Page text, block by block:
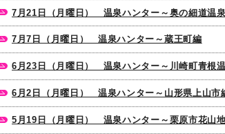
7月21日（月曜日） 温泉ハンター～奥の細道温泉
7月7日（月曜日） 温泉ハンター～蔵王町編
6月23日（月曜日） 温泉ハンター～川崎町青根
6月2日（月曜日） 温泉ハンター～山形県上山市
5月19日（月曜日） 温泉ハンター～栗原市花山